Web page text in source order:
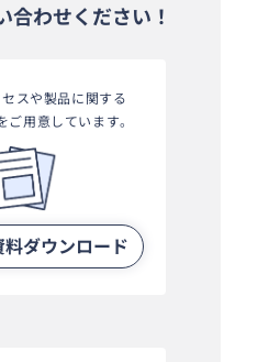
合わせください！
スや製品に関する
ご用意しています。
ダウンロード